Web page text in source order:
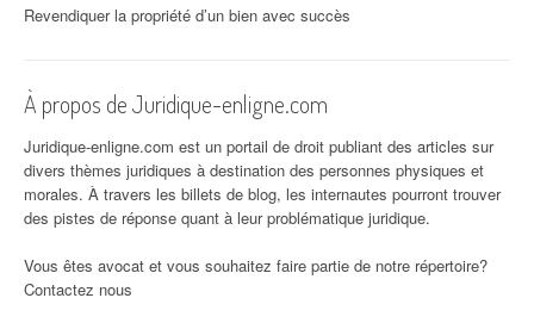
Revendiquer la propriété d’un bien avec succès
À propos de Juridique-enligne.com
Juridique-enligne.com est un portail de droit publiant des articles sur
divers thèmes juridiques à destination des personnes physiques et
morales. À travers les billets de blog, les internautes pourront trouver
des pistes de réponse quant à leur problématique juridique.
Vous êtes avocat et vous souhaitez faire partie de notre répertoire?
Contactez nous